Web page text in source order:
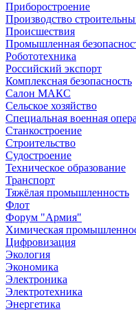
Приборостроение
Производство
Происшествия
Промышленная
Робототехника
Российский экспорт
Комплексная безопасность
Салон МАКС
Сельское хозяйство
Специальная военная
Станкостроение
Строительство
Судостроение
Техническое образование
Транспорт
Тяжёлая промышленность
Флот
Форум "Армия"
Химическая
Цифровизация
Экология
Экономика
Электроника
Электротехника
Энергетика